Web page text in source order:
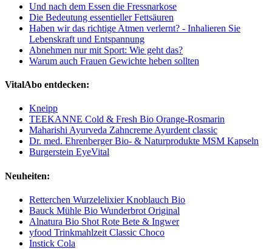
Und nach dem Essen die Fressnarkose
Die Bedeutung essentieller Fettsäuren
Haben wir das richtige Atmen verlernt? - Inhalieren Sie
Lebenskraft und Entspannung
Abnehmen nur mit Sport: Wie geht das?
Warum auch Frauen Gewichte heben sollten
VitalAbo entdecken:
Kneipp
TEEKANNE Cold & Fresh Bio Orange-Rosmarin
Maharishi Ayurveda Zahncreme Ayurdent classic
Dr. med. Ehrenberger Bio- & Naturprodukte MSM Kapseln
Burgerstein EyeVital
Neuheiten:
Retterchen Wurzelelixier Knoblauch Bio
Bauck Mühle Bio Wunderbrot Original
Alnatura Bio Shot Rote Bete & Ingwer
yfood Trinkmahlzeit Classic Choco
Instick Cola